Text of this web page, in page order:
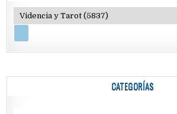
CATEGORÍAS